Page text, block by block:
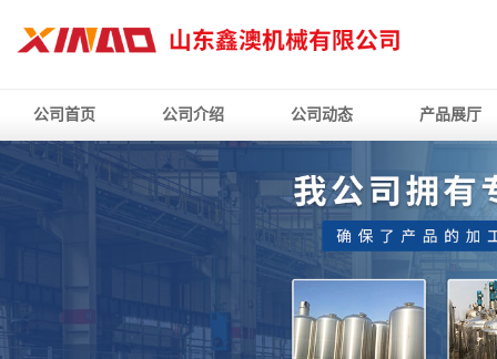
公司首页 公司介绍 公司动态 产品展厅